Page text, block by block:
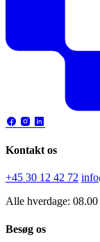
Kontakt os
+45 30 12 42 72
Alle hverdage: 08.00